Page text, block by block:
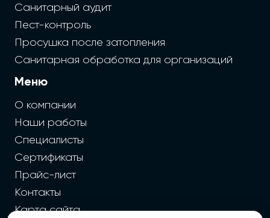
Санитарный аудит
Пест-контроль
Просушка после затопления
Санитарная обработка для организаций
Меню
О компании
Наши работы
Специалисты
Сертификаты
Прайс-лист
Контакты
Карта сайта